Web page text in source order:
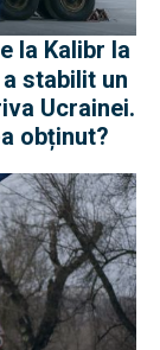
stabilit un
Ucrainei.
obținut?